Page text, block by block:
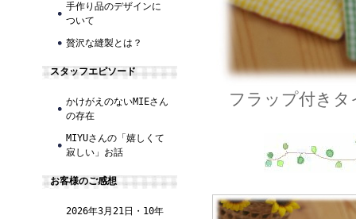
手作り品のデザインに
ついて
贅沢な縫製とは？
スタッフエピソード
かけがえのないMIEさん
の存在
MIYUさんの「嬉しくて
寂しい」お話
お客様のご感想
2026年3月21日・10年
フラップ付き